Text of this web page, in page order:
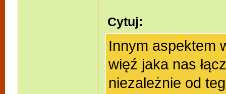
Cytuj:
Innym aspektem
więź jaka nas
niezależnie od